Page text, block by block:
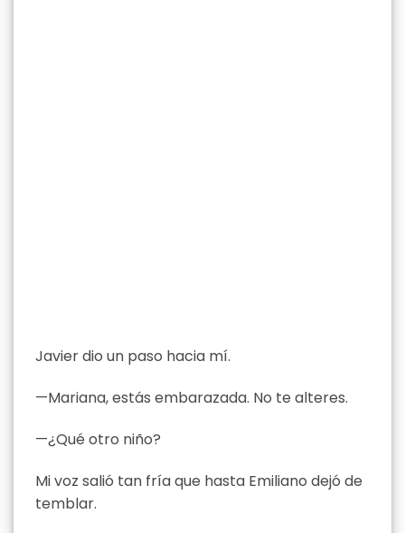
Javier dio un paso hacia mí.
—Mariana, estás embarazada. No te alteres.
—¿Qué otro niño?
Mi voz salió tan fría que hasta Emiliano dejó de
temblar.